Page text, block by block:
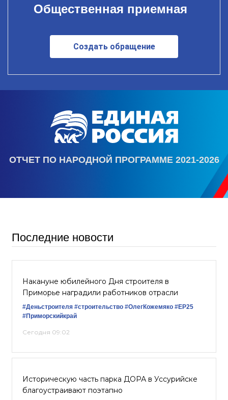
Общественная приемная
Создать обращение
ОТЧЕТ ПО НАРОДНОЙ ПРОГРАММЕ 2021-2026
Последние новости
Накануне юбилейного Дня строителя в
Приморье наградили работников отрасли
#Деньстроителя #строительство #ОлегКожемяко #ЕР25
#Приморскийкрай
Сегодня 09:02
Историческую часть парка ДОРА в Уссурийске
благоустраивают поэтапно